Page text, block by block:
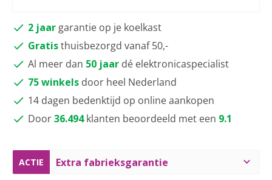
ACTIE Extra fabrieksgarantie
2 jaar garantie op je koelkast
Gratisthuisbezorgd vanaf 50,-
Al meer dan 50 jaar dé elektronicaspecialist
75 winkels door heel Nederland
14 dagen bedenktijd op online aankopen
Door36.494 klanten beoordeeld met een 9.1